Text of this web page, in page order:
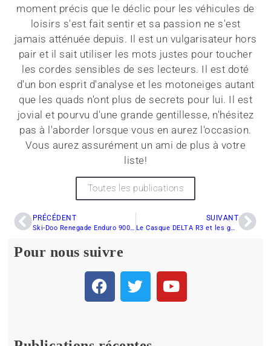
moment précis que le déclic pour les véhicules de
loisirs s'est fait sentir et sa passion ne s'est
jamais atténuée depuis. Il est un vulgarisateur hors
pair et il sait utiliser les mots justes pour toucher
les cordes sensibles de ses lecteurs. Il est doté
d'un bon esprit d'analyse et les motoneiges autant
que les quads n'ont plus de secrets pour lui. Il est
jovial et pourvu d'une grande gentillesse, n'hésitez
pas à l'aborder lorsque vous en aurez l'occasion.
Vous aurez assurément un ami de plus à votre
liste!
Toutes les publications
PRÉCÉDENT SUIVANT
Pour nous suivre